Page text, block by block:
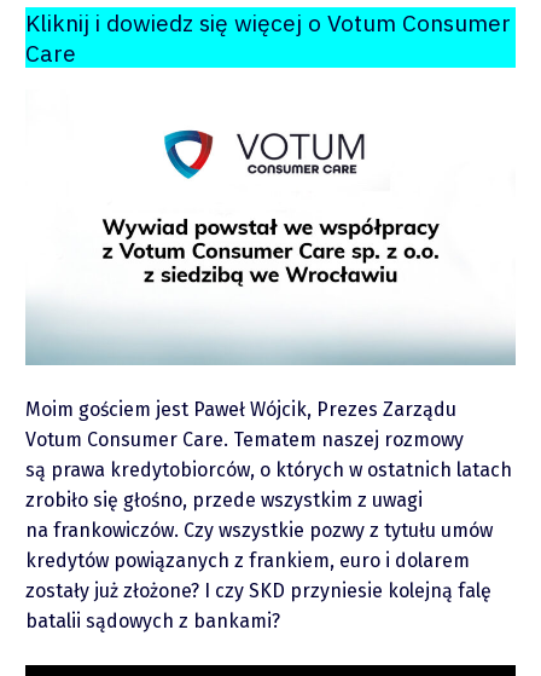
O mnie
Zastrzeżenie
Współpraca
Wsparcie
Raporty
Podcasty
Video
Kliknij i dowiedz się więcej o Votum Consumer
Care
Moim gościem jest Paweł Wójcik, Prezes Zarządu
Votum Consumer Care. Tematem naszej rozmowy
są prawa kredytobiorców, o których w ostatnich latach
zrobiło się głośno, przede wszystkim z uwagi
na frankowiczów. Czy wszystkie pozwy z tytułu umów
kredytów powiązanych z frankiem, euro i dolarem
zostały już złożone? I czy SKD przyniesie kolejną falę
batalii sądowych z bankami?